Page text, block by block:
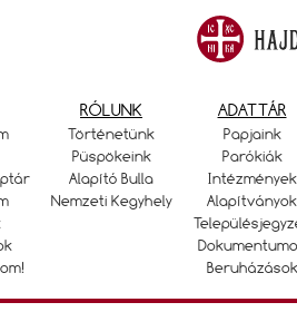
RÓLUNK
Történetünk
Püspökeink
Alapító Bulla
Nemzeti Kegyhely
ADATTÁR
Papjaink
Parókiák
Intézmények
Alapítványok
Beruházások